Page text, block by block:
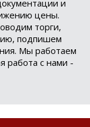
и
цены.
торги,
подпишем
Мы работаем
работа с нами -